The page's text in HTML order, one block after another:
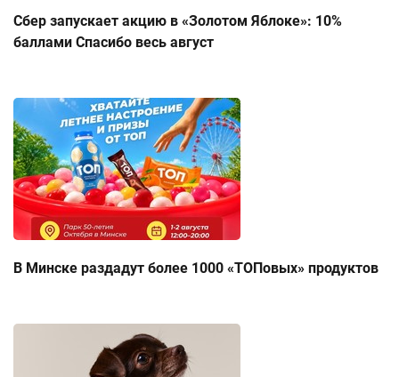
Сбер запускает акцию в «Золотом Яблоке»: 10%
баллами Спасибо весь август
В Минске раздадут более 1000 «ТОПовых» продуктов